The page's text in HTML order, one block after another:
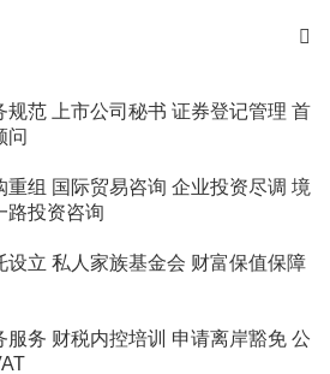

规范 上市公司秘书 证券登记管理 首
问
重组 国际贸易咨询 企业投资尽调 境
路投资咨询
设立 私人家族基金会 财富保值保障
服务 财税内控培训 申请离岸豁免 公